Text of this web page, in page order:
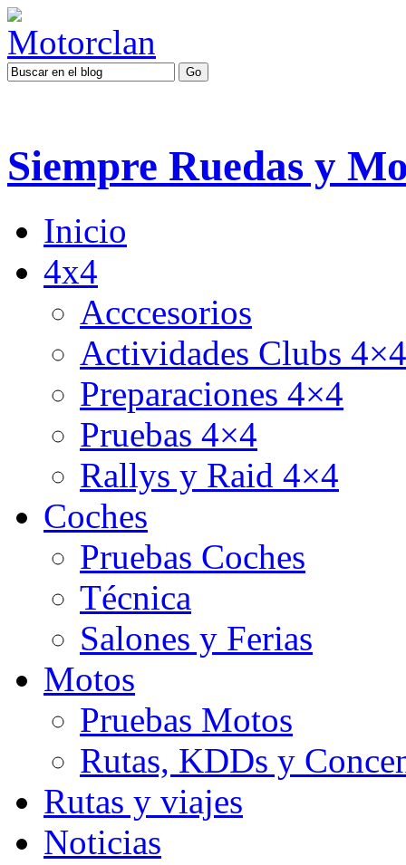
Siempre Ruedas y
Inicio
4x4
Acccesorios
Actividades Clubs 4×4
Preparaciones 4×4
Pruebas 4×4
Rallys y Raid 4×4
Coches
Pruebas Coches
Técnica
Salones y Ferias
Motos
Pruebas Motos
Rutas, KDDs y
Rutas y viajes
Noticias